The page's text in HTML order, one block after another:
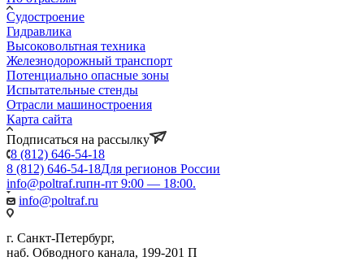
Судостроение
Гидравлика
Высоковольтная техника
Железнодорожный транспорт
Потенциально опасные зоны
Испытательные стенды
Отрасли машиностроения
Карта сайта
Подписаться на рассылку
8 (812) 646-54-18
8 (812) 646-54-18Для регионов России
info@poltraf.ruпн-пт 9:00 — 18:00.
info@poltraf.ru
г. Санкт-Петербург,
наб. Обводного канала, 199-201 П